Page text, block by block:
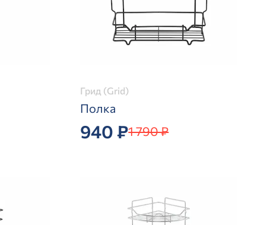
Грид (Grid)
Полка
940 ₽1 790 ₽